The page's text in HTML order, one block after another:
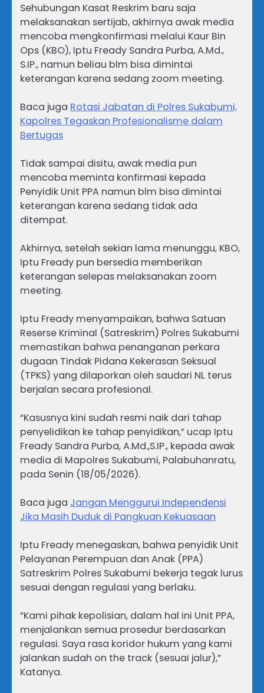
Sehubungan Kasat Reskrim baru saja
melaksanakan sertijab, akhirnya awak media
mencoba mengkonfirmasi melalui Kaur Bin
Ops (KBO), Iptu Fready Sandra Purba, A.Md.,
S.IP., namun beliau blm bisa dimintai
keterangan karena sedang zoom meeting.
Baca juga Rotasi Jabatan di Polres Sukabumi,
Kapolres Tegaskan Profesionalisme dalam
Bertugas
Tidak sampai disitu, awak media pun
mencoba meminta konfirmasi kepada
Penyidik Unit PPA namun blm bisa dimintai
keterangan karena sedang tidak ada
ditempat.
Akhirnya, setelah sekian lama menunggu, KBO,
Iptu Fready pun bersedia memberikan
keterangan selepas melaksanakan zoom
meeting.
Iptu Fready menyampaikan, bahwa Satuan
Reserse Kriminal (Satreskrim) Polres Sukabumi
memastikan bahwa penanganan perkara
dugaan Tindak Pidana Kekerasan Seksual
(TPKS) yang dilaporkan oleh saudari NL terus
berjalan secara profesional.
“Kasusnya kini sudah resmi naik dari tahap
penyelidikan ke tahap penyidikan,” ucap Iptu
Fready Sandra Purba, A.Md.,S.IP., kepada awak
media di Mapolres Sukabumi, Palabuhanratu,
pada Senin (18/05/2026).
Baca juga Jangan Menggurui Independensi
Jika Masih Duduk di Pangkuan Kekuasaan
Iptu Fready menegaskan, bahwa penyidik Unit
Pelayanan Perempuan dan Anak (PPA)
Satreskrim Polres Sukabumi bekerja tegak lurus
sesuai dengan regulasi yang berlaku.
​”Kami pihak kepolisian, dalam hal ini Unit PPA,
menjalankan semua prosedur berdasarkan
regulasi. Saya rasa koridor hukum yang kami
jalankan sudah on the track (sesuai jalur),”
Katanya.